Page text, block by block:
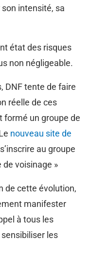
intensité, sa
état des risques
non négligeable.
DNF tente de faire
réelle de ces
formé un groupe de
nouveau site de
au groupe
de voisinage »
de cette évolution,
manifester
à tous les
les